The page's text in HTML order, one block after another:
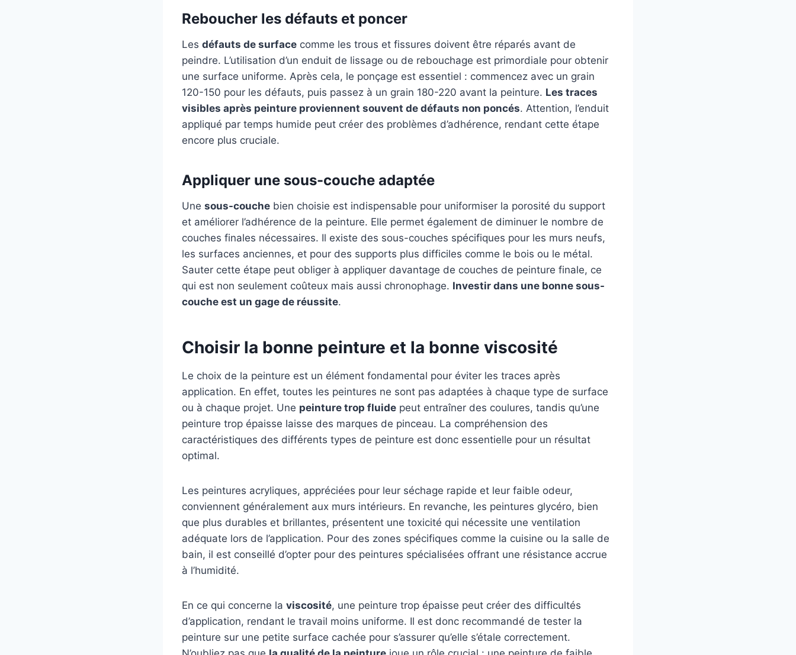
Reboucher les défauts et poncer
Les défauts de surface comme les trous et fissures doivent être réparés avant de
peindre. L’utilisation d’un enduit de lissage ou de rebouchage est primordiale pour obtenir
une surface uniforme. Après cela, le ponçage est essentiel : commencez avec un grain
120-150 pour les défauts, puis passez à un grain 180-220 avant la peinture. Les traces
visibles après peinture proviennent souvent de défauts non poncés. Attention, l’enduit
appliqué par temps humide peut créer des problèmes d’adhérence, rendant cette étape
encore plus cruciale.
Appliquer une sous-couche adaptée
Une sous-couche bien choisie est indispensable pour uniformiser la porosité du support
et améliorer l’adhérence de la peinture. Elle permet également de diminuer le nombre de
couches finales nécessaires. Il existe des sous-couches spécifiques pour les murs neufs,
les surfaces anciennes, et pour des supports plus difficiles comme le bois ou le métal.
Sauter cette étape peut obliger à appliquer davantage de couches de peinture finale, ce
qui est non seulement coûteux mais aussi chronophage. Investir dans une bonne sous-
couche est un gage de réussite.
Choisir la bonne peinture et la bonne viscosité
Le choix de la peinture est un élément fondamental pour éviter les traces après
application. En effet, toutes les peintures ne sont pas adaptées à chaque type de surface
ou à chaque projet. Une peinture trop fluide peut entraîner des coulures, tandis qu’une
peinture trop épaisse laisse des marques de pinceau. La compréhension des
caractéristiques des différents types de peinture est donc essentielle pour un résultat
optimal.
Les peintures acryliques, appréciées pour leur séchage rapide et leur faible odeur,
conviennent généralement aux murs intérieurs. En revanche, les peintures glycéro, bien
que plus durables et brillantes, présentent une toxicité qui nécessite une ventilation
adéquate lors de l’application. Pour des zones spécifiques comme la cuisine ou la salle de
bain, il est conseillé d’opter pour des peintures spécialisées offrant une résistance accrue
à l’humidité.
En ce qui concerne la viscosité, une peinture trop épaisse peut créer des difficultés
d’application, rendant le travail moins uniforme. Il est donc recommandé de tester la
peinture sur une petite surface cachée pour s’assurer qu’elle s’étale correctement.